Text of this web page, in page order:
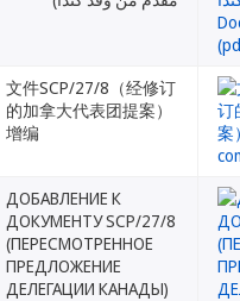
文件SCP/27/8（经修订
的加拿大代表团提案）
增编
ДОБАВЛЕНИЕ К
ДОКУМЕНТУ SCP/27/8
(ПЕРЕСМОТРЕННОЕ
ПРЕДЛОЖЕНИЕ
ДЕЛЕГАЦИИ КАНАДЫ)